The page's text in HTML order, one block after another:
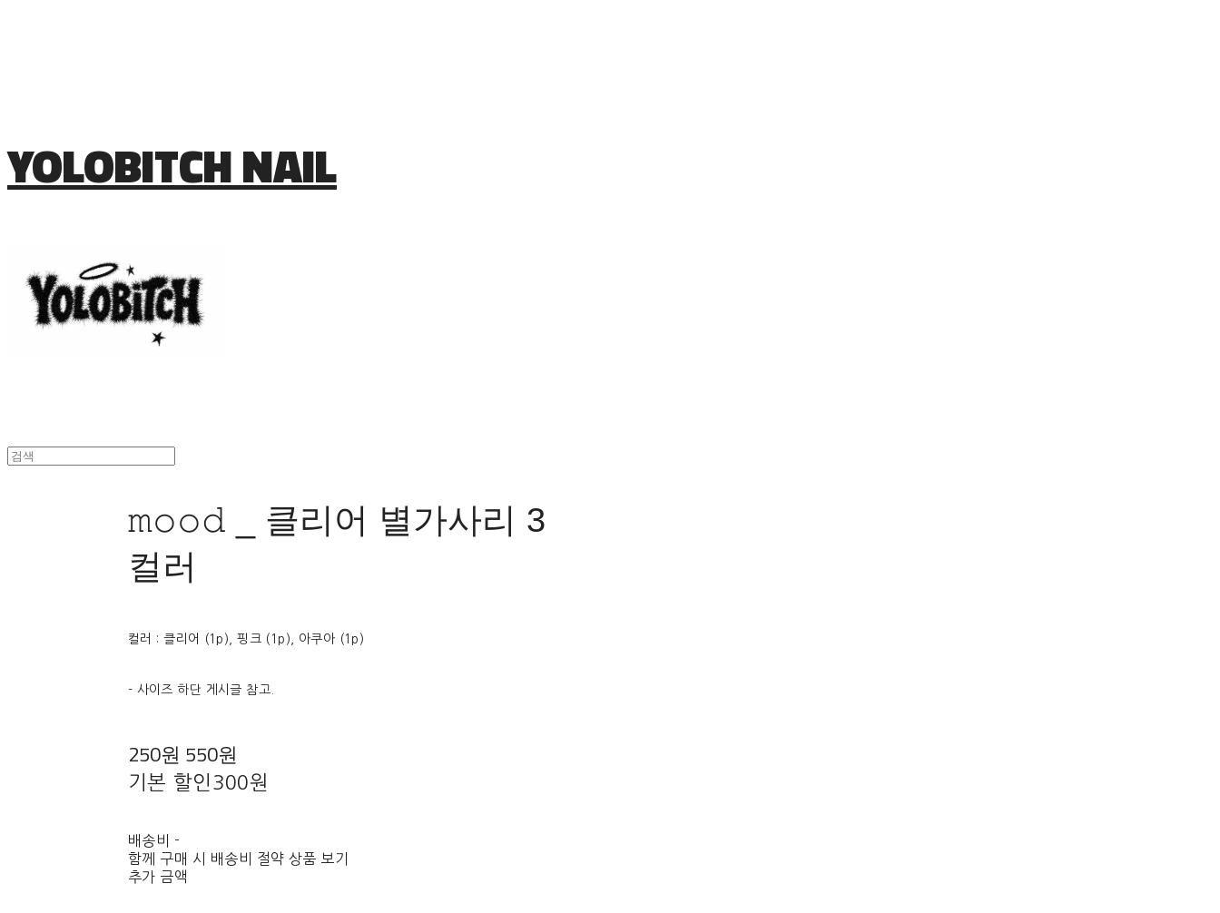
YOLOBITCH NAIL
𝚖𝚘𝚘𝚍 _ 클리어 별가사리 3
컬러
컬러 : 클리어 (1p), 핑크 (1p), 아쿠아 (1p)
- 사이즈 하단 게시글 참고.
250원 550원
기본 할인 300원
배송비 -
함께 구매 시 배송비 절약 상품 보기
추가 금액